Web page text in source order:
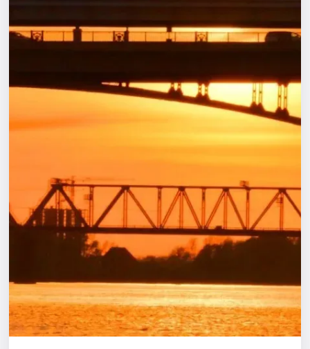
Спорт
Города
Артисты
Рейтинги